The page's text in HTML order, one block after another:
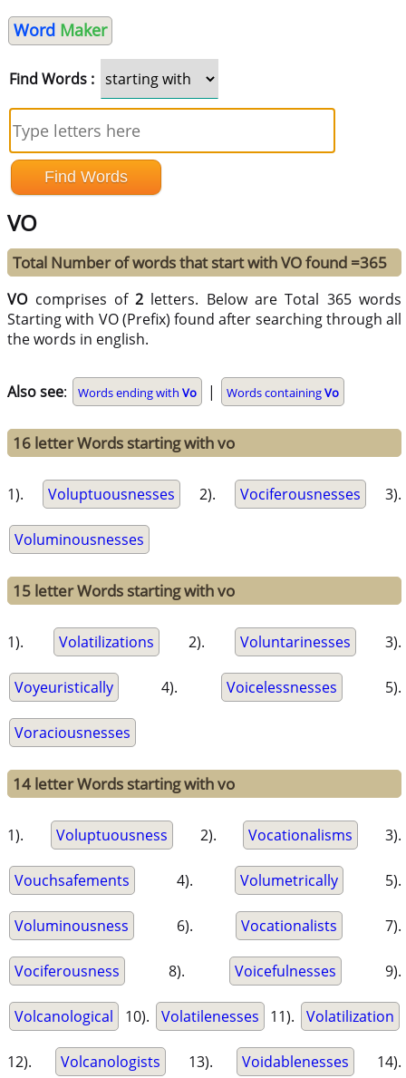
Word Maker
Find Words :
VO
Total Number of words that start with VO found =365
VOcomprises of2 letters. Below are Total 365 words
Starting with VO (Prefix) found after searching through all
the words in english.
Also see: Words ending withVo | Words containingVo
16 letter Words starting with vo
1). Voluptuousnesses 2). Vociferousnesses 3).
Voluminousnesses
15 letter Words starting with vo
1). Volatilizations 2). Voluntarinesses 3).
Voyeuristically 4). Voicelessnesses 5).
Voraciousnesses
14 letter Words starting with vo
1). Voluptuousness 2). Vocationalisms 3).
Vouchsafements 4). Volumetrically 5).
Voluminousness 6). Vocationalists 7).
Vociferousness 8). Voicefulnesses 9).
Volcanological 10). Volatilenesses 11). Volatilization
12). Volcanologists 13). Voidablenesses 14).